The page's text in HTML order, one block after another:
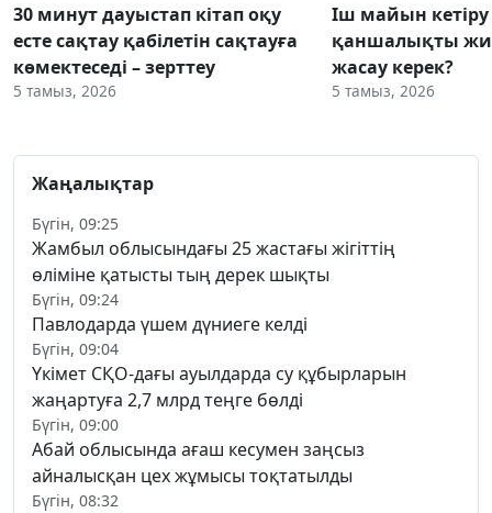
30 минут дауыстап кітап оқу
есте сақтау қабілетін сақтауға
көмектеседі – зерттеу
5 тамыз, 2026
Іш майын
қаншалықты
жасау керек?
5 тамыз, 2026
Жаңалықтар
Бүгін, 09:25
Жамбыл облысындағы 25 жастағы жігіттің
өліміне қатысты тың дерек шықты
Бүгін, 09:24
Павлодарда үшем дүниеге келді
Бүгін, 09:04
Үкімет СҚО-дағы ауылдарда су құбырларын
жаңартуға 2,7 млрд теңге бөлді
Бүгін, 09:00
Абай облысында ағаш кесумен заңсыз
айналысқан цех жұмысы тоқтатылды
Бүгін, 08:32